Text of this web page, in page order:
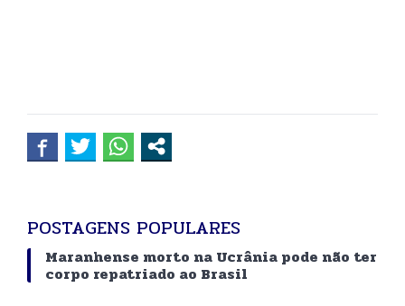
POSTAGENS POPULARES
Maranhense morto na Ucrânia pode não ter
corpo repatriado ao Brasil